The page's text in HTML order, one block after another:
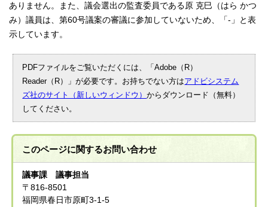
ありません。また、議会選出の監査委員である原 克巳（はら かつ
み）議員は、第60号議案の審議に参加していないため、「-」と表
示しています。
PDFファイルをご覧いただくには、「Adobe（R）
Reader（R）」が必要です。お持ちでない方はアドビシステム
ズ社のサイト（新しいウィンドウ）からダウンロード（無料）
してください。
このページに関するお問い合わせ
議事課 議事担当
〒816-8501
福岡県春日市原町3-1-5